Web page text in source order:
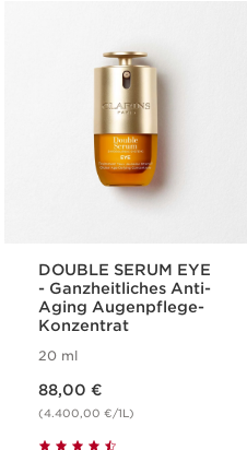
DOUBLE SERUM EYE
- Ganzheitliches Anti-
Aging Augenpflege-
Konzentrat
20 ml
88,00 €
(4.400,00 €/1L)